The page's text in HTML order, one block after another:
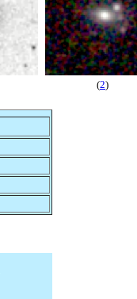
(2)